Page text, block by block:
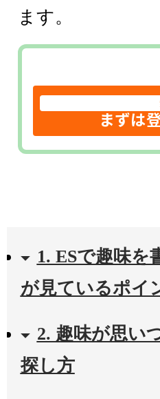
ます。
まずは
1. ESで趣味を
が見ているポイ
2. 趣味が思い
探し方